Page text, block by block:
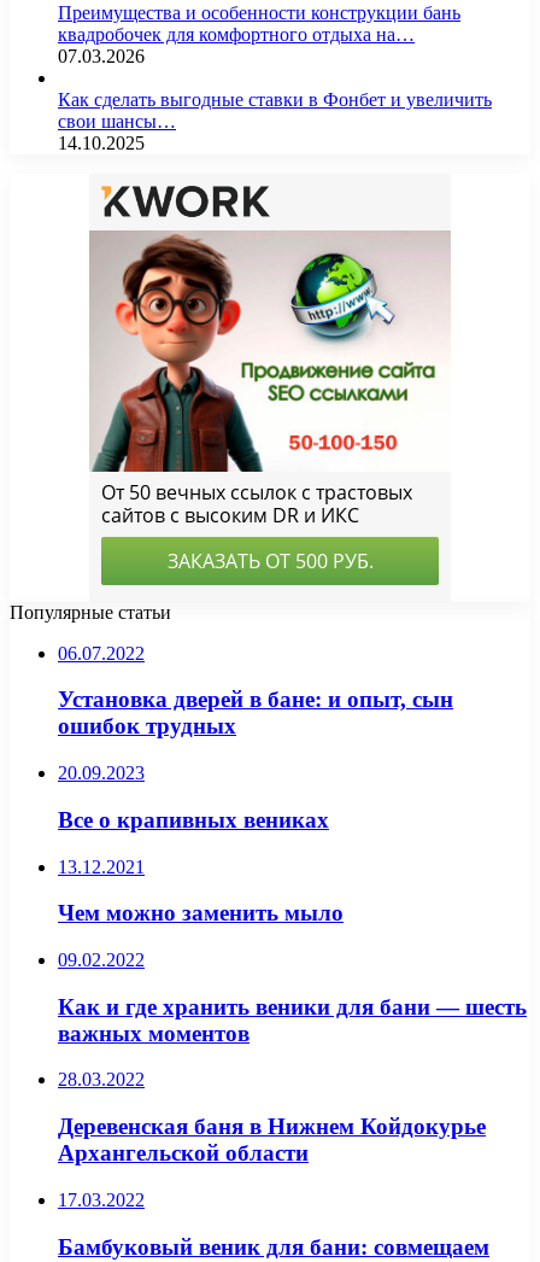
Преимущества и особенности конструкции бань
квадробочек для комфортного отдыха на…
07.03.2026
Как сделать выгодные ставки в Фонбет и увеличить
свои шансы…
14.10.2025
Популярные статьи
06.07.2022
Установка дверей в бане: и опыт, сын
ошибок трудных
20.09.2023
Все о крапивных вениках
13.12.2021
Чем можно заменить мыло
09.02.2022
Как и где хранить веники для бани — шесть
важных моментов
28.03.2022
Деревенская баня в Нижнем Койдокурье
Архангельской области
17.03.2022
Бамбуковый веник для бани: совмещаем